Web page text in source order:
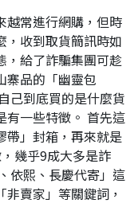
越常進行網購，但時
，收到取貨簡訊時如
，給了詐騙集團可趁
寨品的「幽靈包
己到底買的是什麼貨
有一些特徵。 首先這
帶」封箱，再來就是
幾乎9成大多是詐
依熙、長慶代寄」這
賣家」等關鍵詞，